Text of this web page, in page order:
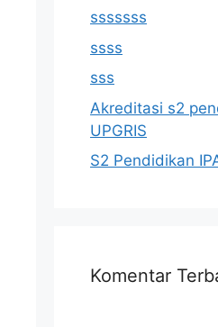
sssssss
ssss
sss
Akreditasi s2
UPGRIS
S2 Pendidikan
Komentar